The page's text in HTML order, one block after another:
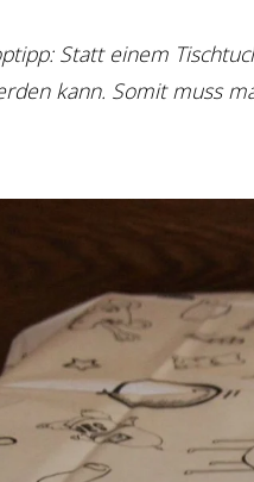
Statt einem
kann. Somit muss